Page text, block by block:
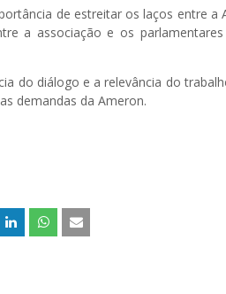
de estreitar os laços entre a
a associação e os
do diálogo e a relevância do
demandas da Ameron.